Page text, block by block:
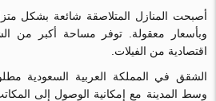
أصبحت المنازل المتلاصقة شائعة بشكل
وبأسعار معقولة. توفر مساحة أكبر من
اقتصادية من الفيلات.
الشقق في المملكة العربية السعودية
وسط المدينة مع إمكانية الوصول إلى